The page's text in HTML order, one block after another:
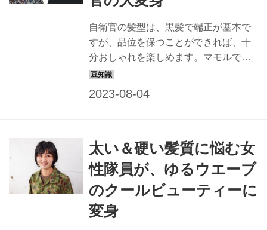
自衛官の髪型は、黒髪で端正が基本で
すが、品位を保つことができれば、十
分おしゃれを楽しめます。マモルで
は、すてきな隊員の姿は最高の広報に
回のヘアスタイリスト 【keiko】 ヘア
スタイリスト歴22年。東京・表参道に
ある「NORA HAIR SALON」にてサロ
ンワークをこなすほか、アーティスト
などのヘアメークも担当する。「髪質
や顔形から似合う髪型を提案し、自衛
太い＆硬い髪質に悩む女
性隊員が、ゆるウエーブ
のクールビューティーに
変身